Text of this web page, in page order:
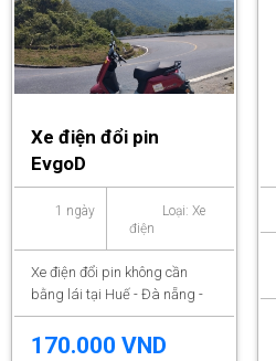
Xe điện đổi pin
EvgoD
1 ngày
Loại: Xe
điện
Xe điện đổi pin không cần
bằng lái tại Huế - Đà nẵng -
Hội an
170.000 VND